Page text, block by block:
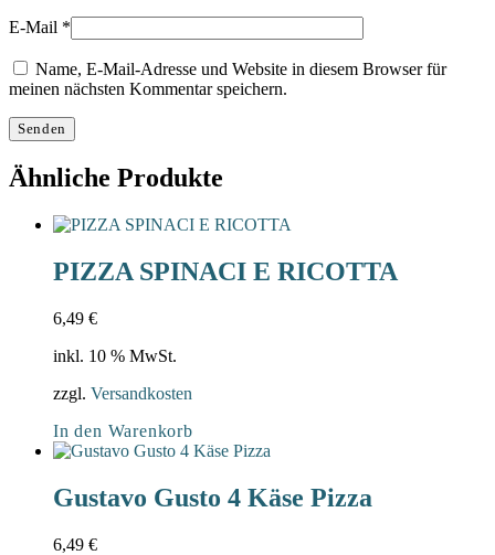
E-Mail *
Name, E-Mail-Adresse und Website in diesem Browser für
meinen nächsten Kommentar speichern.
Ähnliche Produkte
PIZZA SPINACI E RICOTTA
6,49 €
inkl. 10 % MwSt.
zzgl. Versandkosten
In den Warenkorb
Gustavo Gusto 4 Käse Pizza
6,49 €